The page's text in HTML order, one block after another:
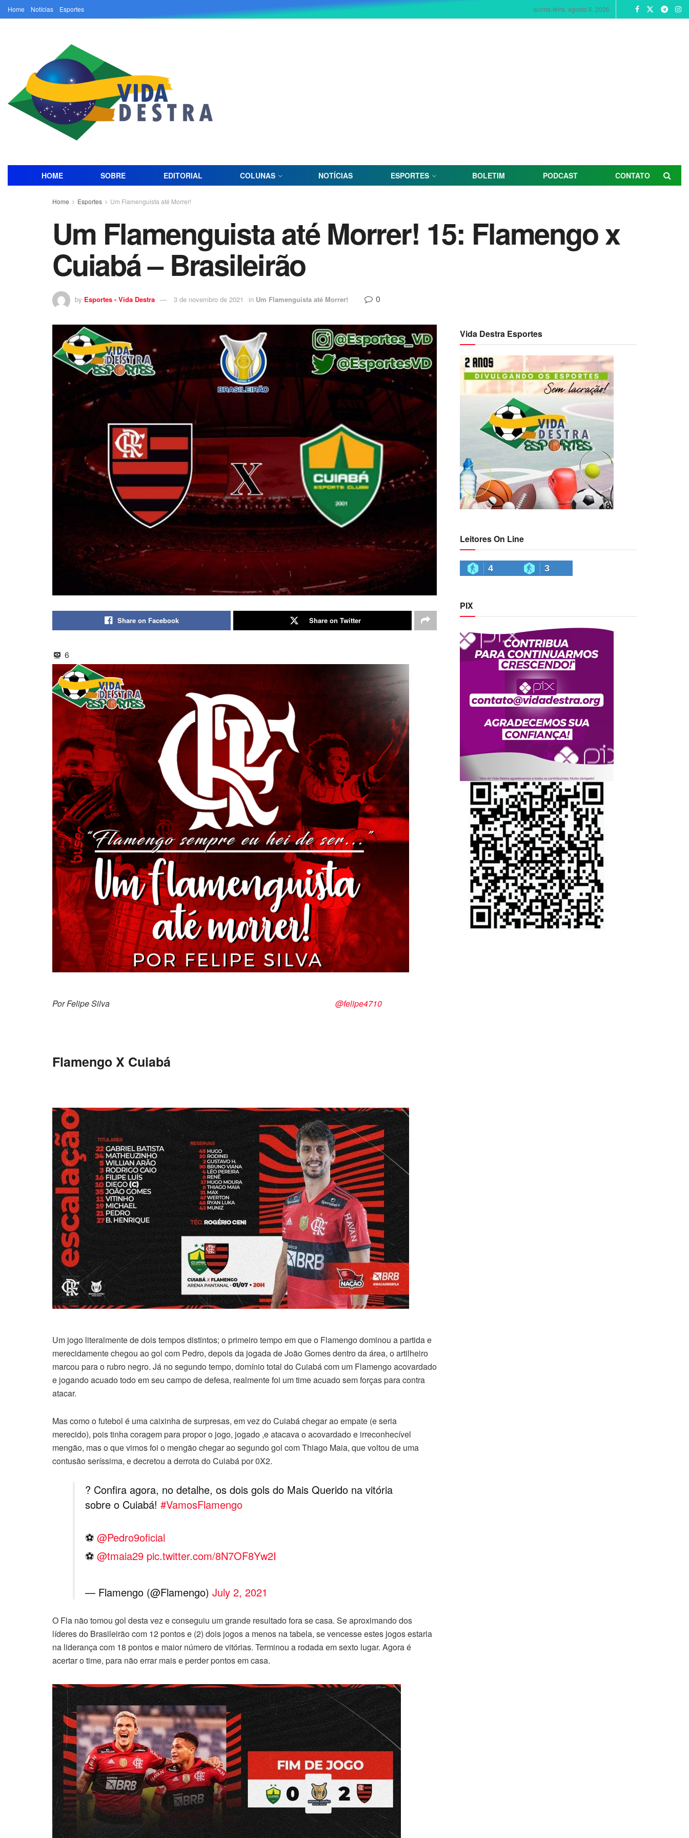
Home Notícias Esportes quinta-feira, agosto 6, 2026
HOME SOBRE EDITORIAL COLUNAS NOTÍCIAS ESPORTES BOLETIM PODCAST CONTATO
Home Esportes Um Flamenguista até Morrer!
Um Flamenguista até Morrer! 15: Flamengo x
Cuiabá – Brasileirão
by Esportes - Vida Destra 3 de novembro de 2021 in Um Flamenguista até Morrer! 0
Share on Facebook Share on Twitter
6
Por Felipe Silva @felipe4710
Flamengo X Cuiabá
Um jogo literalmente de dois tempos distintos; o primeiro tempo em que o Flamengo dominou a partida e
merecidamente chegou ao gol com Pedro, depois da jogada de João Gomes dentro da área, o artilheiro
marcou para o rubro negro. Já no segundo tempo, domínio total do Cuiabá com um Flamengo acovardado
e jogando acuado todo em seu campo de defesa, realmente foi um time acuado sem forças para contra
atacar.
Mas como o futebol é uma caixinha de surpresas, em vez do Cuiabá chegar ao empate (e seria
merecido), pois tinha coragem para propor o jogo, jogado ,e atacava o acovardado e irreconhecível
mengão, mas o que vimos foi o mengão chegar ao segundo gol com Thiago Maia, que voltou de uma
contusão seríssima, e decretou a derrota do Cuiabá por 0X2.
? Confira agora, no detalhe, os dois gols do Mais Querido na vitória
sobre o Cuiabá! #VamosFlamengo
⚽️ @Pedro9oficial
⚽️ @tmaia29 pic.twitter.com/8N7OF8Yw2I
— Flamengo (@Flamengo) July 2, 2021
O Fla não tomou gol desta vez e conseguiu um grande resultado fora se casa. Se aproximando dos
líderes do Brasileirão com 12 pontos e (2) dois jogos a menos na tabela, se vencesse estes jogos estaria
na liderança com 18 pontos e maior número de vitórias. Terminou a rodada em sexto lugar. Agora é
acertar o time, para não errar mais e perder pontos em casa.
Vida Destra Esportes
Leitores On Line
4 3
PIX